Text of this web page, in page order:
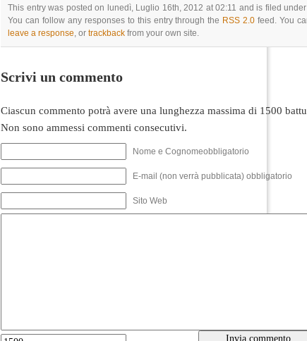
This entry was posted on lunedì, Luglio 16th, 2012 at 02:11 and is filed
You can follow any responses to this entry through the RSS 2.0 feed. You
leave a response, or trackback from your own site.
Scrivi un commento
Ciascun commento potrà avere una lunghezza massima di 1500
Non sono ammessi commenti consecutivi.
Nome e Cognomeobbligatorio
E-mail (non verrà pubblicata) obbligatorio
Sito Web